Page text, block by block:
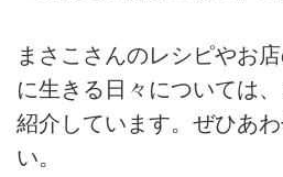
まさこさんのレシピやお
に生きる日々については
紹介しています。ぜひあ
い。